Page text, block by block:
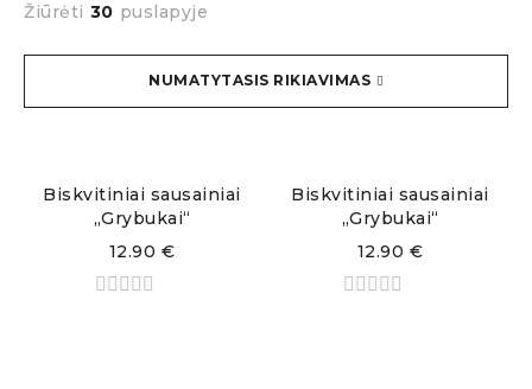
NUMATYTASIS RIKIAVIMAS
Žiūrėti 30 puslapyje
Biskvitiniai sausainiai
„Grybukai“
12.90 €
Biskvitiniai sausainiai
„Grybukai“
12.90 €